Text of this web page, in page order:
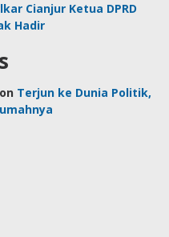
Cianjur Ketua DPRD
Hadir
on Terjun ke Dunia Politik,